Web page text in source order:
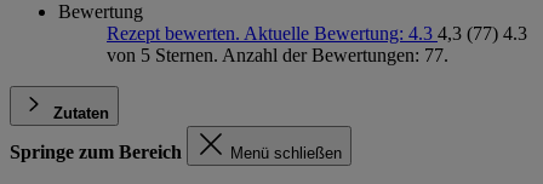
Bewertung
Rezept bewerten. Aktuelle Bewertung: 4.3 4,3 (77) 4.3
von 5 Sternen. Anzahl der Bewertungen: 77.
Zutaten
Springe zum Bereich Menü schließen